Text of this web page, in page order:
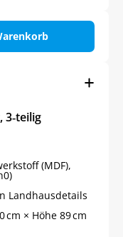
3‑teilig
(MDF),
Landhausdetails
cm × Höhe 89 cm